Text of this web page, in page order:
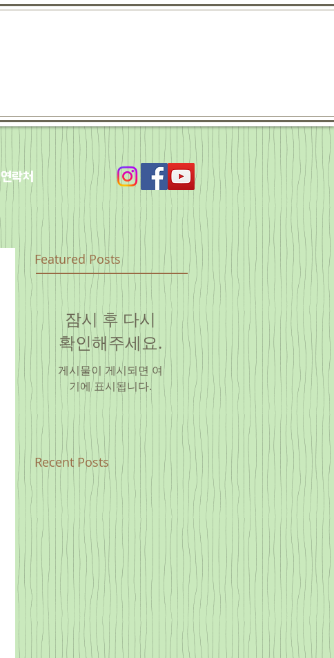
연락처
Featured Posts
잠시 후 다시
확인해주세요.
게시물이 게시되면 여
기에 표시됩니다.
Recent Posts